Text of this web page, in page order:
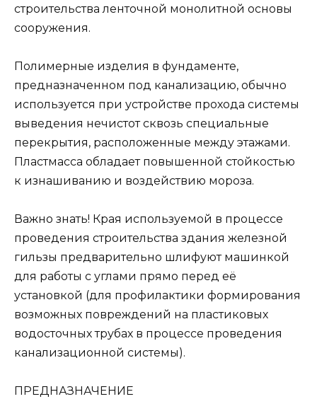
строительства ленточной монолитной основы
сооружения.
Полимерные изделия в фундаменте,
предназначенном под канализацию, обычно
используется при устройстве прохода системы
выведения нечистот сквозь специальные
перекрытия, расположенные между этажами.
Пластмасса обладает повышенной стойкостью
к изнашиванию и воздействию мороза.
Важно знать! Края используемой в процессе
проведения строительства здания железной
гильзы предварительно шлифуют машинкой
для работы с углами прямо перед её
установкой (для профилактики формирования
возможных повреждений на пластиковых
водосточных трубах в процессе проведения
канализационной системы).
ПРЕДНАЗНАЧЕНИЕ